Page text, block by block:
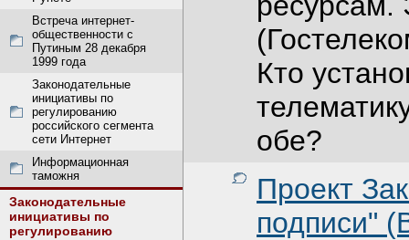
Встреча интернет-
общественности с
Путиным 28 декабря
1999 года
Законодательные
инициативы по
регулированию
российского сегмента
сети Интернет
Информационная
таможня
Законодательные
инициативы по
регулированию
Кто
обе?
Проект
подписи"